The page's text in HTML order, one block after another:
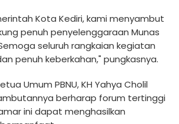
Kota Kediri, kami menyambut
penuh penyelenggaraan Munas
seluruh rangkaian kegiatan
penuh keberkahan," pungkasnya.
Umum PBNU, KH Yahya Cholil
berharap forum tertinggi
ini dapat menghasilkan